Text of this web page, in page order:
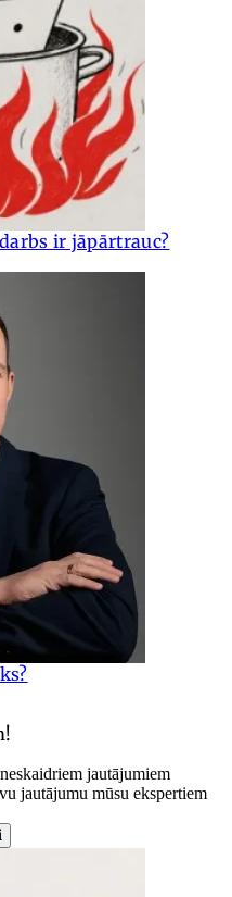
ir jāpārtrauc?
jautājumiem
jautājumu mūsu ekspertiem